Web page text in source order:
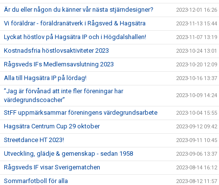
Är du eller någon du känner vår nästa stjärndesigner? 2023-12-01 16:26
Vi föräldrar - föräldranätverk i Rågsved & Hagsätra 2023-11-13 15:44
Lyckat höstlov på Hagsätra IP och i Högdalshallen! 2023-11-07 13:19
Kostnadsfria höstlovsaktiviteter 2023 2023-10-24 13:01
Rågsveds IFs Medlemsavslutning 2023 2023-10-20 12:09
Alla till Hagsätra IP på lördag! 2023-10-16 13:37
”Jag är förvånad att inte fler föreningar har
värdegrundscoacher”
2023-10-09 14:24
StFF uppmärksammar föreningens värdegrundsarbete 2023-10-04 15:55
Hagsätra Centrum Cup 29 oktober 2023-09-12 09:42
Streetdance HT 2023! 2023-09-11 10:45
Utveckling, glädje & gemenskap - sedan 1958 2023-09-06 13:37
Rågsveds IF visar Sverigematchen 2023-08-14 16:12
Sommarfotboll för alla 2023-08-12 11:57